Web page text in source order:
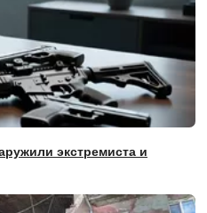
экстремиста и